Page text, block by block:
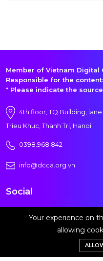
Member of Vietnam Digital
Responsible for the
* Please indicate the
4th floor, TQ Building, lane
Trieu Khuc, Thanh Tri, Hanoi
0398.968.842
info@dcca.org.vn
Social
Sign in for more
Your experience on
allowing